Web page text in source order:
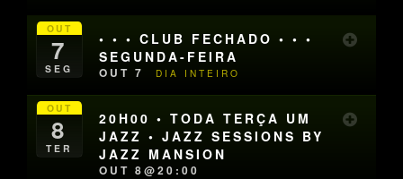
OUT
7
SEG
• • • CLUB FECHADO • • •
SEGUNDA-FEIRA
OUT 7 DIA INTEIRO
OUT
8
TER
20H00 • TODA TERÇA UM
JAZZ • JAZZ SESSIONS BY
JAZZ MANSION
OUT 8@20:00